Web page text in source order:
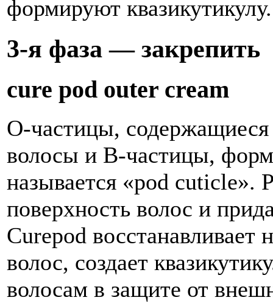
формируют квазикутикулу.
3-я фаза — закрепить
cure pod outer cream
O-частицы,
волосы и B-частицы,
называется «pod cuticle».
поверхность волос и
Curepod
волос, создает
волосам в защите от